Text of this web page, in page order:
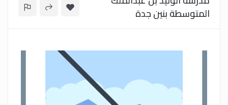
المتوسطة بنين جدة